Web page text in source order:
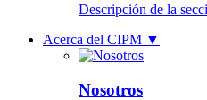
Descripción de la
Acerca del CIPM ▼
Nosotros